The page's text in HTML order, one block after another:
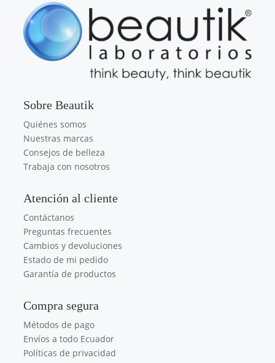
Sobre Beautik
Quiénes somos
Nuestras marcas
Consejos de belleza
Trabaja con nosotros
Atención al cliente
Contáctanos
Preguntas frecuentes
Cambios y devoluciones
Estado de mi pedido
Garantía de productos
Compra segura
Métodos de pago
Envíos a todo Ecuador
Políticas de privacidad